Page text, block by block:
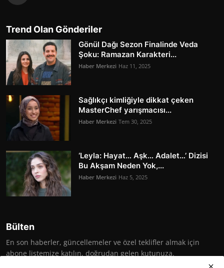
Trend Olan Gönderiler
Gönül Dağı Sezon Finalinde Veda
Şoku: Ramazan Karakteri...
Haber Merkezi Haz 11, 2025
Sağlıkçı kimliğiyle dikkat çeken
MasterChef yarışmacısı...
Haber Merkezi Tem 30, 2025
‘Leyla: Hayat… Aşk… Adalet…’ Dizisi
Bu Akşam Neden Yok,...
Haber Merkezi Haz 5, 2025
Bülten
En son haberler, güncellemeler ve özel teklifler almak için
abone listemize katılın, doğrudan gelen kutunuza.